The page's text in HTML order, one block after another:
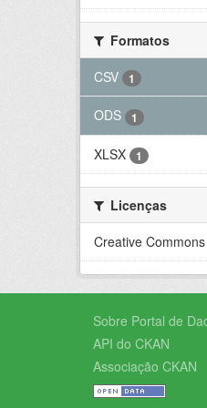
Formatos
CSV
1
ODS 1
XLSX 1
Licenças
Creative
Sobre Portal de
API do CKAN
Associação CKAN